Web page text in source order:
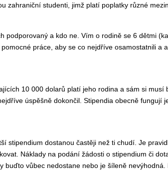
zahraniční studenti, jimž platí poplatky různé
a kdo ne. Vím o rodině se 6 dětmi
práce, aby se co nejdříve osamostatnili a
10 000 dolarů platí jeho rodina a sám si
úspěšně dokončil. Stipendia obecně fungují
dostanou častěji než ti chudí. Je
Náklady na podání žádosti o stipendium či
vůbec nedostane nebo je šíleně